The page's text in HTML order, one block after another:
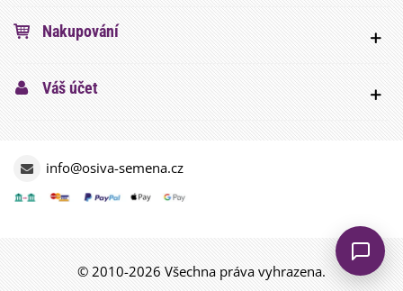
Nakupování
Váš účet
info@osiva-semena.cz
© 2010-2026 Všechna práva vyhrazena.